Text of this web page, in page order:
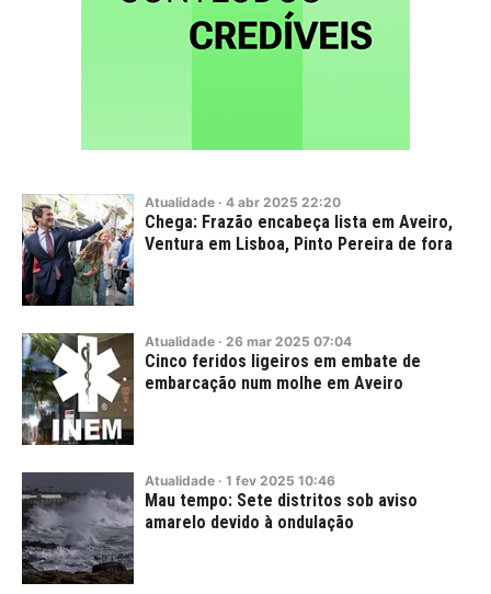
Atualidade · 4 abr 2025 22:20
Chega: Frazão encabeça lista em Aveiro,
Ventura em Lisboa, Pinto Pereira de fora
Atualidade · 26 mar 2025 07:04
Cinco feridos ligeiros em embate de
embarcação num molhe em Aveiro
Atualidade · 1 fev 2025 10:46
Mau tempo: Sete distritos sob aviso
amarelo devido à ondulação